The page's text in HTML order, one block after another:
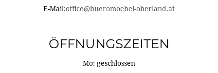
E-Mail:office@bueromoebel-oberland.at
ÖFFNUNGSZEITEN
Mo: geschlossen